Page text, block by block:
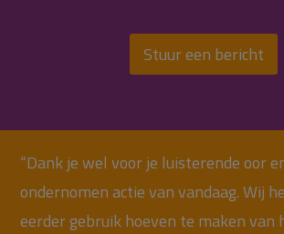
Stuur een bericht
“Dank je wel voor je luisterende oor
ondernomen actie van vandaag. Wij
eerder gebruik hoeven te maken van